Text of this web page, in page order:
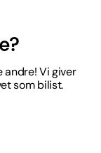
andre! Vi giver
som bilist.